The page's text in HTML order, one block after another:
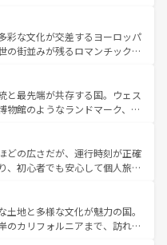
気候が異なるスペインはその個
性で訪れる人を魅了する。 なお、新着のスペイン情報は コ
しい。
いる。華麗な宮殿、歴史的な大
て豊かな自然が、訪れる者を心
ンスは美食の国としても知ら
あるランス、プロヴァンスの
、多彩な楽しみ方が可能だ。さ
魅力が溢れており、どの街角に
ぞれで全く異なる文化を体験で
、新着のフランス情報はコンテンツ一覧
彩な文化が交差するヨーロッパ
の街並みが残るロマンチック街
いても飽きることがない。ベ
エルン州のアルプスの絶景、そ
畑といった風景は必見。ビール
ほしい。 なお、新着の
覧を参照してほしい。
と最先端が共存する国。ウェス
物館のようなランドマーク、歴
る。また、優雅なアフタヌーン
まらない英国パブ、サッカー観
きる体験も豊富。イギリスを旅
どの広さだが、運行時刻が正確
、初心者でも安心して個人旅行
スイスならではのユニークな
だけでなく町歩きも満喫する
が高いため物価も高いが、旅行
地と多様な文化が魅力の国。
のカリフォルニアまで、訪れる